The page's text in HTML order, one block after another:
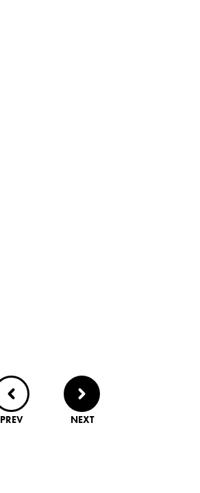
PREV NEXT